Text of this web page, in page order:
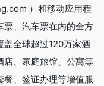
）和移动应用程
票、汽车票在内的全方
盖全球超过120万家酒
店、家庭旅馆、公寓等
餐、签证办理等增值服